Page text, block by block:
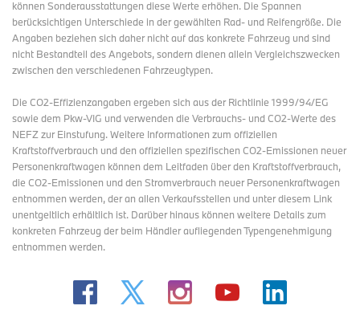
können Sonderausstattungen diese Werte erhöhen. Die Spannen
berücksichtigen Unterschiede in der gewählten Rad- und Reifengröße. Die
Angaben beziehen sich daher nicht auf das konkrete Fahrzeug und sind
nicht Bestandteil des Angebots, sondern dienen allein Vergleichszwecken
zwischen den verschiedenen Fahrzeugtypen.
Die CO2-Effizienzangaben ergeben sich aus der Richtlinie 1999/94/EG
sowie dem Pkw-VIG und verwenden die Verbrauchs- und CO2-Werte des
NEFZ zur Einstufung. Weitere Informationen zum offiziellen
Kraftstoffverbrauch und den offiziellen spezifischen CO2-Emissionen neuer
Personenkraftwagen können dem Leitfaden über den Kraftstoffverbrauch,
die CO2-Emissionen und den Stromverbrauch neuer Personenkraftwagen
entnommen werden, der an allen Verkaufsstellen und unter diesem Link
unentgeltlich erhältlich ist. Darüber hinaus können weitere Details zum
konkreten Fahrzeug der beim Händler aufliegenden Typengenehmigung
entnommen werden.